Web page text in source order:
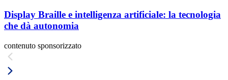
Display Braille e intelligenza artificiale: la tecnologia
che dà autonomia
contenuto sponsorizzato